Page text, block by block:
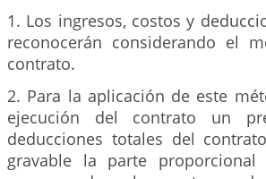
1. Los ingresos, costos y
reconocerán considerando el
contrato.
2. Para la aplicación de este
ejecución del contrato un
deducciones totales del
gravable la parte